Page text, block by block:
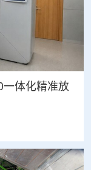
一体化精准放